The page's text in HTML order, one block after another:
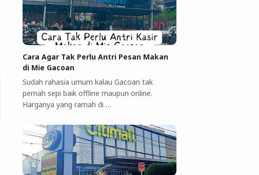
Cara Agar Tak Perlu Antri Pesan Makan
di Mie Gacoan
Sudah rahasia umum kalau Gacoan tak
pernah sepi baik offline maupun online.
Harganya yang ramah di …